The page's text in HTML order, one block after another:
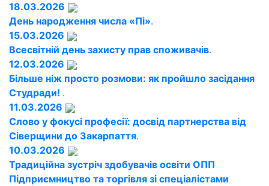
18.03.2026
День народження числа «Пі».
15.03.2026
Всесвітній день захисту прав споживачів.
12.03.2026
Більше ніж просто розмови: як пройшло засідання
Студради! .
11.03.2026
Слово у фокусі професії: досвід партнерства від
Сіверщини до Закарпаття.
10.03.2026
Традиційна зустріч здобувачів освіти ОПП
Підприємництво та торгівля зі спеціалістами